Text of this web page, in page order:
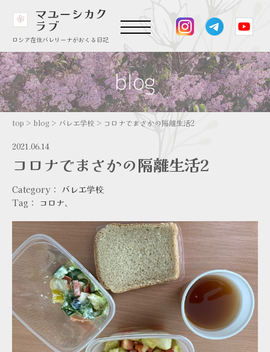
マユーシカク
ラブ
ロシア在住バレリーナがおくる日記
top > blog > バレエ学校 > コロナでまさかの隔離生活2
2021.06.14
コロナでまさかの隔離生活2
Category： バレエ学校
Tag：
コロナ、